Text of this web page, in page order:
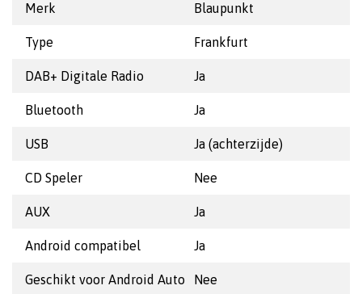
Merk Blaupunkt
Type Frankfurt
DAB+ Digitale Radio Ja
Bluetooth Ja
USB Ja (achterzijde)
CD Speler Nee
AUX Ja
Android compatibel Ja
Geschikt voor Android Auto Nee